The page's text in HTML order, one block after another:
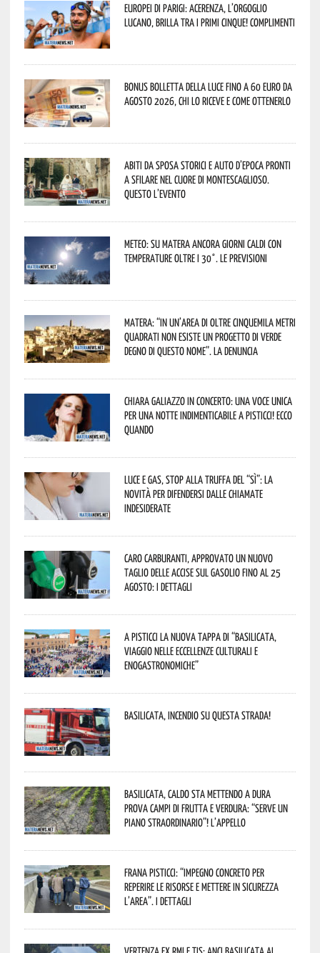
Europei di Parigi: Acerenza, l’orgoglio
lucano, brilla tra i primi cinque! Complimenti
Bonus bolletta della luce fino a 60 euro da
agosto 2026, chi lo riceve e come ottenerlo
Abiti da sposa storici e auto d’epoca pronti
a sfilare nel cuore di Montescaglioso.
Questo l’evento
Meteo: su Matera ancora giorni caldi con
temperature oltre i 30°. Le previsioni
Matera: “In un’area di oltre cinquemila metri
quadrati non esiste un progetto di verde
degno di questo nome”. La denuncia
Chiara Galiazzo in concerto: una voce unica
per una notte indimenticabile a Pisticci! Ecco
quando
Luce e gas, stop alla truffa del “Sì”: la
novità per difendersi dalle chiamate
indesiderate
Caro carburanti, approvato un nuovo
taglio delle accise sul gasolio fino al 25
agosto: i dettagli
A Pisticci la nuova tappa di “Basilicata,
viaggio nelle eccellenze culturali e
enogastronomiche”
Basilicata, incendio su questa strada!
Basilicata, caldo sta mettendo a dura
prova campi di frutta e verdura: “Serve un
piano straordinario”! L’appello
Frana Pisticci: “Impegno concreto per
reperire le risorse e mettere in sicurezza
l’area”. I dettagli